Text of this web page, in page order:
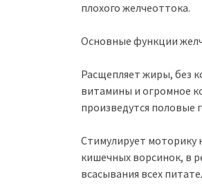
плохого желчеоттока.
Основные функции
Расщепляет жиры, без
витамины и огромное
произведутся половые
Стимулирует моторику
кишечных ворсинок, в
всасывания всех